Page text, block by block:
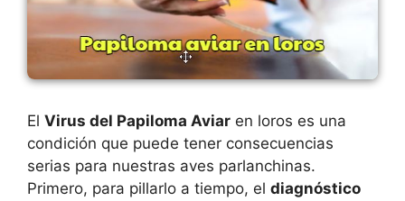
El Virus del Papiloma Aviar en loros es una
condición que puede tener consecuencias
serias para nuestras aves parlanchinas.
Primero, para pillarlo a tiempo, el diagnóstico